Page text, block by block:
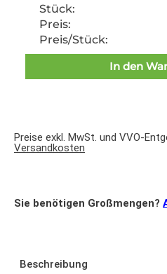
Stück:
Preis:
Preis/Stück:
In den
Preise exkl. MwSt. und VVO-
Versandkosten
Sie benötigen Großmengen?
Beschreibung